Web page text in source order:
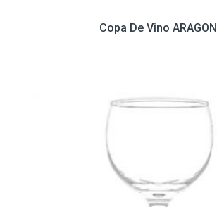
Copa De Vino ARAGON